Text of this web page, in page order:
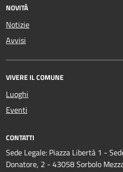
NOVITÀ
Notizie
Avvisi
VIVERE IL COMUNE
Luoghi
Eventi
CONTATTI
Sede Legale: Piazza Libertà 1 -
Donatore, 2 - 43058 Sorbolo